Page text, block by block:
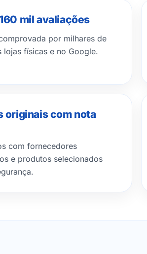
mil avaliações
por milhares de
lojas físicas e no Google.
originais com nota
com fornecedores
e produtos selecionados